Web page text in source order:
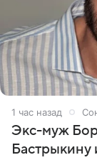
1 час назад
Экс-муж
Бастрыкину